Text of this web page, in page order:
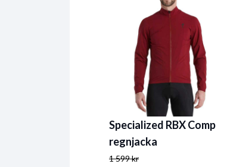
Specialized RBX Comp
regnjacka
1 599 kr